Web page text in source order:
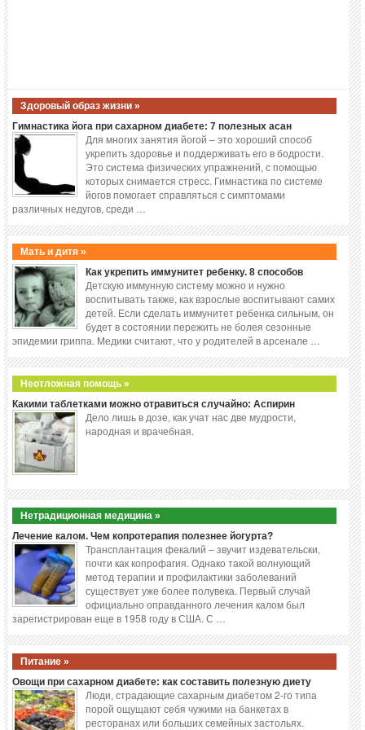
Здоровый образ жизни »
Гимнастика йога при сахарном диабете: 7 полезных асан
Для многих занятия йогой – это хороший способ
укрепить здоровье и поддерживать его в бодрости.
Это система физических упражнений, с помощью
которых снимается стресс. Гимнастика по системе
йогов помогает справляться с симптомами
различных недугов, среди …
Мать и дитя »
Как укрепить иммунитет ребенку. 8 способов
Детскую иммунную систему можно и нужно
воспитывать также, как взрослые воспитывают самих
детей. Если сделать иммунитет ребенка сильным, он
будет в состоянии пережить не болея сезонные
эпидемии гриппа. Медики считают, что у родителей в арсенале …
Неотложная помощь »
Какими таблетками можно отравиться случайно: Аспирин
Дело лишь в дозе, как учат нас две мудрости,
народная и врачебная.
Нетрадиционная медицина »
Лечение калом. Чем копротерапия полезнее йогурта?
Трансплантация фекалий – звучит издевательски,
почти как копрофагия. Однако такой волнующий
метод терапии и профилактики заболеваний
существует уже более полувека. Первый случай
официально оправданного лечения калом был
зарегистрирован еще в 1958 году в США. С …
Питание »
Овощи при сахарном диабете: как составить полезную диету
Люди, страдающие сахарным диабетом 2-го типа
порой ощущают себя чужими на банкетах в
ресторанах или больших семейных застольях.